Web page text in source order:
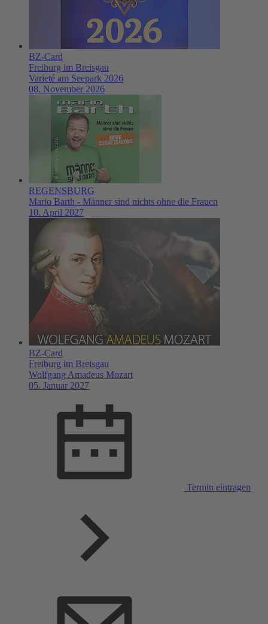
BZ-Card
Freiburg im Breisgau
Varieté am Seepark 2026
08. November 2026
REGENSBURG
Mario Barth - Männer sind nichts ohne die Frauen
10. April 2027
BZ-Card
Freiburg im Breisgau
Wolfgang Amadeus Mozart
05. Januar 2027
Termin eintragen